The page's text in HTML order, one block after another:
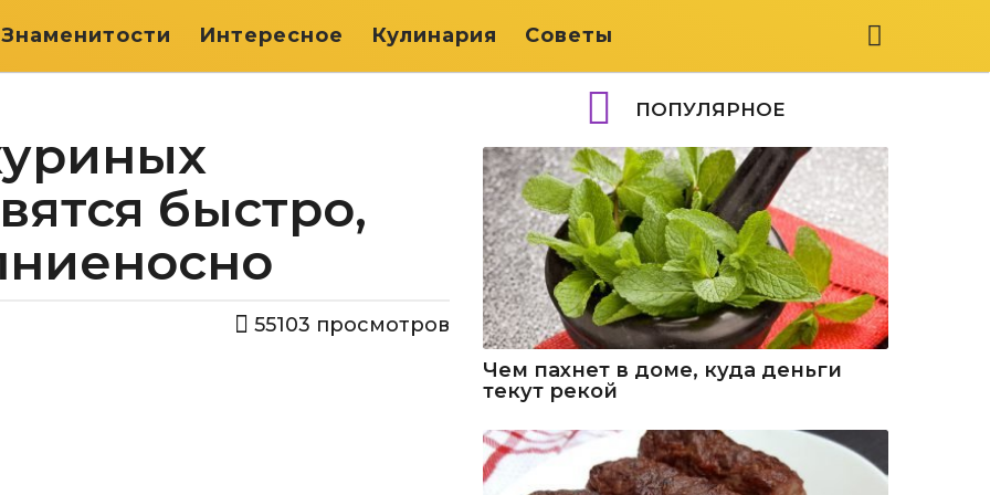
Знаменитости Интересное Кулинария Советы
быстро,
55103 просмотров
ПОПУЛЯРНОЕ
Чем пахнет в доме, куда деньги
текут рекой